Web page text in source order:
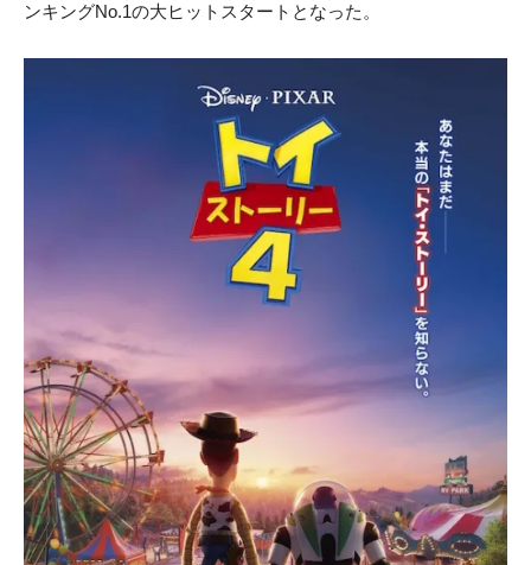
ンキングNo.1の大ヒットスタートとなった。